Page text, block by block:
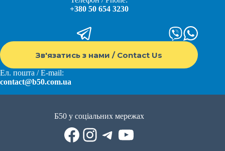
+380 50 654 3230
Зв'язатись з нами / Contact Us
Ел. пошта / E-mail:
contact@b50.com.ua
Б50 у соціальних мережах
Facebook
Instagram
Telegram
YouTube